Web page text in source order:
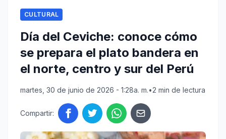
CULTURAL
Día del Ceviche: conoce cómo
se prepara el plato bandera en
el norte, centro y sur del Perú
martes, 30 de junio de 2026 - 1:28a. m.•2 min de lectura
Compartir: